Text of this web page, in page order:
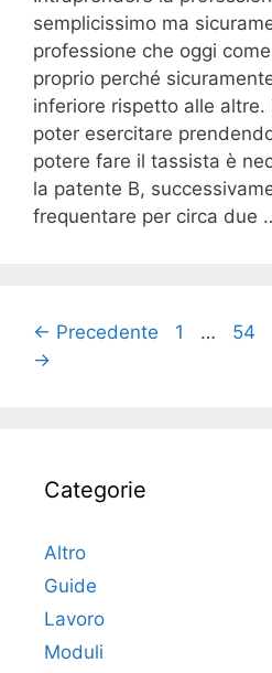
semplicissimo ma
professione che oggi
proprio perché
inferiore rispetto alle altre.
poter esercitare
potere fare il tassista è
la patente B,
frequentare per circa due
← Precedente Pagina
1 … 54
→
Categorie
Altro
Guide
Lavoro
Moduli